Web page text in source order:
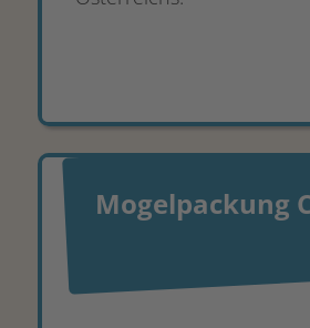
Mogelpackung